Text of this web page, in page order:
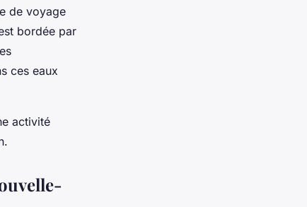
de voyage
bordée par
ces eaux
activité